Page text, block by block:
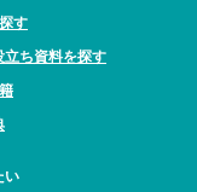
す
立ち資料を探す
い